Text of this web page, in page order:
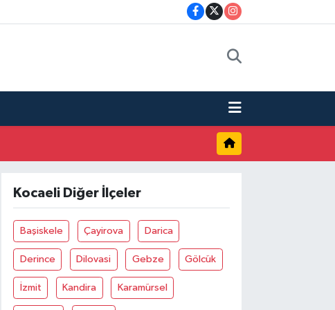
Kocaeli Diğer İlçeler
Başiskele Çayirova Darica
Derince Dilovasi Gebze Gölcük
İzmit Kandira Karamürsel